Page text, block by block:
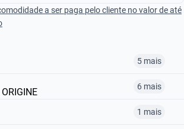
a ser paga pelo cliente no valor de até
5 mais
2017
6 mais
1 mais